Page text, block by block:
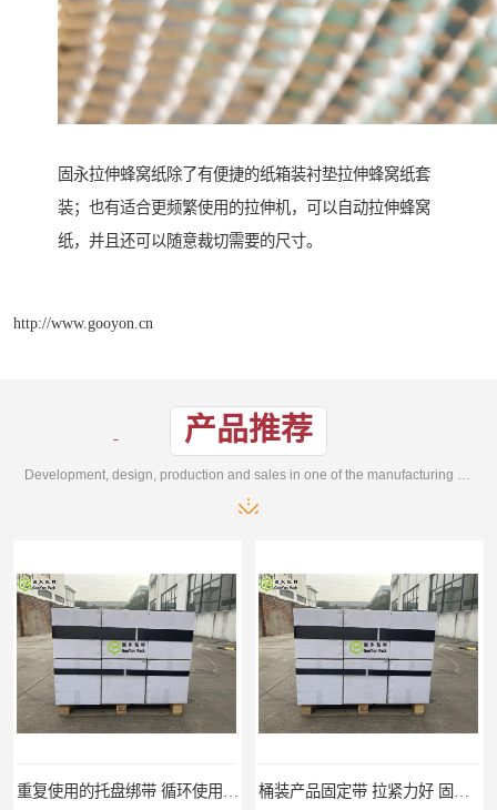
固永拉伸蜂窝纸除了有便捷的纸箱装衬垫拉伸蜂窝纸套
装；也有适合更频繁使用的拉伸机，可以自动拉伸蜂窝
纸，并且还可以随意裁切需要的尺寸。
http://www.gooyon.cn
产品推荐
Development, design, production and sales in one of the manufacturing enterprises
重复使用的托盘绑带 循环使用 固永包材 桶装产品固定带 拉紧力好 固永包材